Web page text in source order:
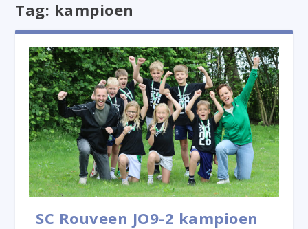
Tag: kampioen
SC Rouveen JO9-2 kampioen